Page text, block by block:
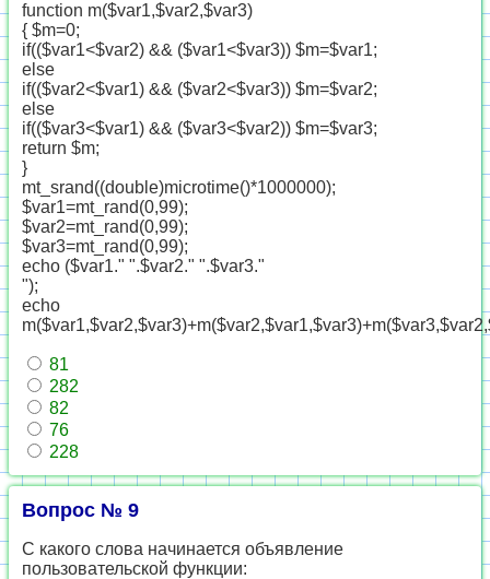
function m($var1,$var2,$var3)
{ $m=0;
if(($var1<$var2) && ($var1<$var3)) $m=$var1;
else
if(($var2<$var1) && ($var2<$var3)) $m=$var2;
else
if(($var3<$var1) && ($var3<$var2)) $m=$var3;
return $m;
}
mt_srand((double)microtime()*1000000);
$var1=mt_rand(0,99);
$var2=mt_rand(0,99);
$var3=mt_rand(0,99);
echo ($var1." ".$var2." ".$var3."
");
echo
81
282
82
76
228
Вопрос № 9
С какого слова начинается объявление
пользовательской функции: